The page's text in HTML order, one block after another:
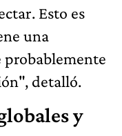
Esto es
una
probablemente
detalló.
y